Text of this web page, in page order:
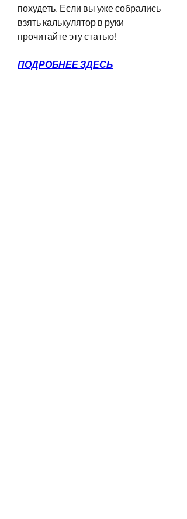
похудеть. Если вы уже собрались
взять калькулятор в руки -
прочитайте эту статью!
ПОДРОБНЕЕ ЗДЕСЬ